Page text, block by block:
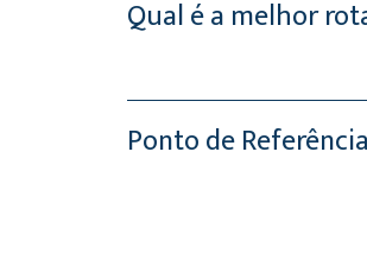
Qual é a melhor
Ponto de Referência